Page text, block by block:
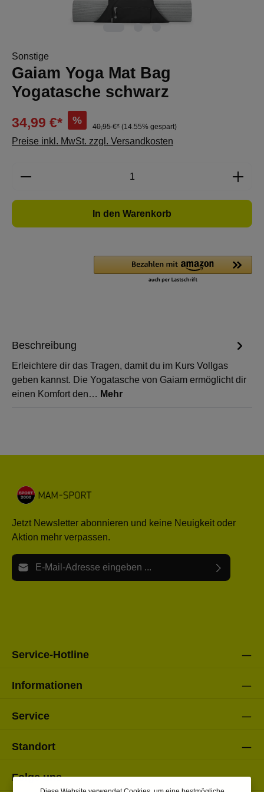
Sonstige
Gaiam Yoga Mat Bag
Yogatasche schwarz
34,99 €* %
40,95 €* (14.55% gespart)
Preise inkl. MwSt. zzgl. Versandkosten
Produkt Anzahl: Gib den gewünschten
In den Warenkorb
Beschreibung
Erleichtere dir das Tragen, damit du im Kurs Vollgas
geben kannst. Die Yogatasche von Gaiam ermöglicht dir
einen Komfort den… Mehr
Jetzt Newsletter abonnieren und keine Neuigkeit oder
Aktion mehr verpassen.
E-Mail-Adresse*
Service-Hotline
Informationen
Service
Standort
Folge uns